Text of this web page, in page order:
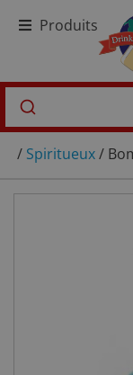
Produits
/ Spiritueux/